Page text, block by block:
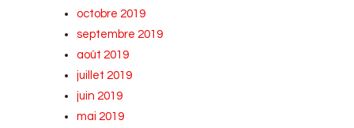
octobre 2019
septembre 2019
août 2019
juillet 2019
juin 2019
mai 2019